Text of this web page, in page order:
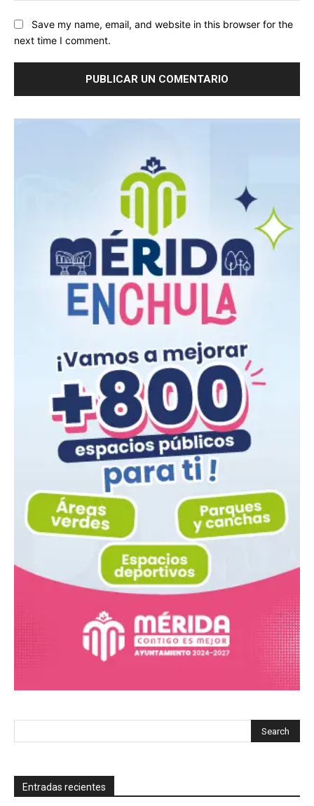
Save my name, email, and website in this browser for the
next time I comment.
Entradas recientes